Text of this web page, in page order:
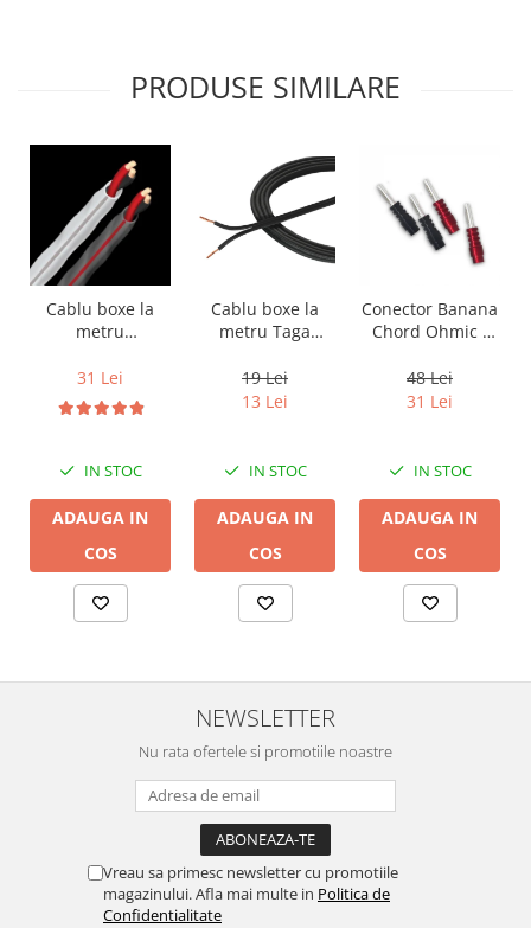
PRODUSE SIMILARE
Cablu boxe la
metru
DB 16/2,
conductor cupru
LGC
31 Lei
IN STOC
ADAUGA IN
COS
Cablu boxe la
metru Taga
14B, 2 x 2mm
19 Lei
13 Lei
IN STOC
ADAUGA IN
COS
Conector Banana
Chord Ohmic -
48 Lei
31 Lei
IN STOC
ADAUGA IN
COS
NEWSLETTER
Nu rata ofertele si promotiile noastre
Vreau sa primesc newsletter cu promotiile
magazinului. Afla mai multe in Politica de
Confidentialitate